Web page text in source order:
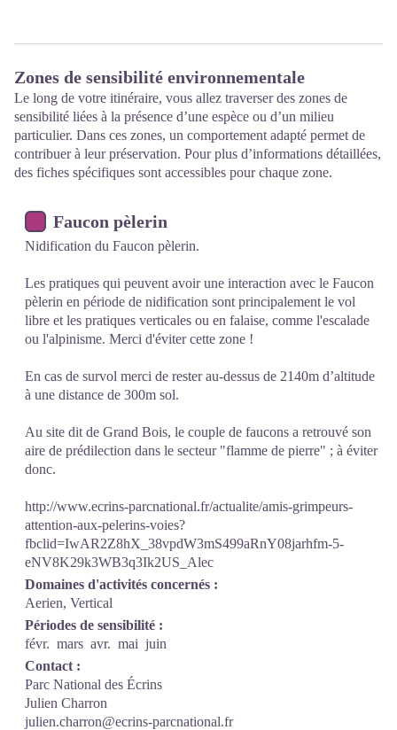
Zones de sensibilité environnementale
Le long de votre itinéraire, vous allez traverser des zones de
sensibilité liées à la présence d’une espèce ou d’un milieu
particulier. Dans ces zones, un comportement adapté permet de
contribuer à leur préservation. Pour plus d’informations détaillées,
des fiches spécifiques sont accessibles pour chaque zone.
Faucon pèlerin
Nidification du Faucon pèlerin.
Les pratiques qui peuvent avoir une interaction avec le Faucon
pèlerin en période de nidification sont principalement le vol
libre et les pratiques verticales ou en falaise, comme l'escalade
ou l'alpinisme. Merci d'éviter cette zone !
En cas de survol merci de rester au-dessus de 2140m d’altitude
à une distance de 300m sol.
Au site dit de Grand Bois, le couple de faucons a retrouvé son
aire de prédilection dans le secteur "flamme de pierre" ; à éviter
donc.
http://www.ecrins-parcnational.fr/actualite/amis-grimpeurs-
attention-aux-pelerins-voies?
fbclid=IwAR2Z8hX_38vpdW3mS499aRnY08jarhfm-5-
eNV8K29k3WB3q3Ik2US_Alec
Domaines d'activités concernés :
Aerien, Vertical
Périodes de sensibilité :
févr. mars avr. mai juin
Contact :
Parc National des Écrins
Julien Charron
julien.charron@ecrins-parcnational.fr